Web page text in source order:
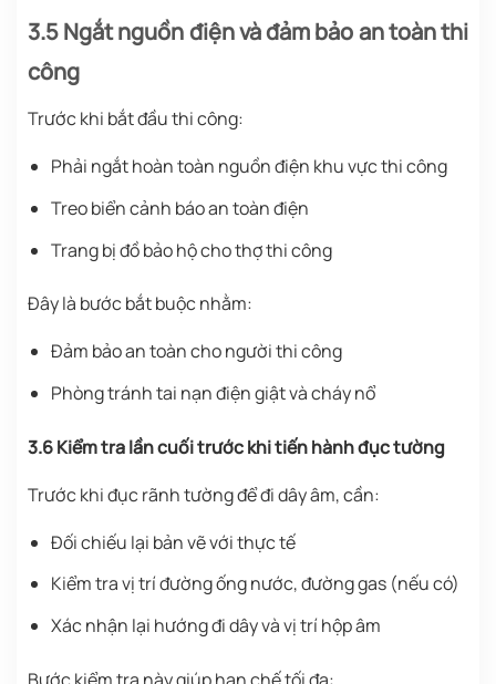
3.5 Ngắt nguồn điện và đảm bảo an toàn thi
công
Trước khi bắt đầu thi công:
Phải ngắt hoàn toàn nguồn điện khu vực thi công
Treo biển cảnh báo an toàn điện
Trang bị đồ bảo hộ cho thợ thi công
Đây là bước bắt buộc nhằm:
Đảm bảo an toàn cho người thi công
Phòng tránh tai nạn điện giật và cháy nổ
3.6 Kiểm tra lần cuối trước khi tiến hành đục tường
Trước khi đục rãnh tường để đi dây âm, cần:
Đối chiếu lại bản vẽ với thực tế
Kiểm tra vị trí đường ống nước, đường gas (nếu có)
Xác nhận lại hướng đi dây và vị trí hộp âm